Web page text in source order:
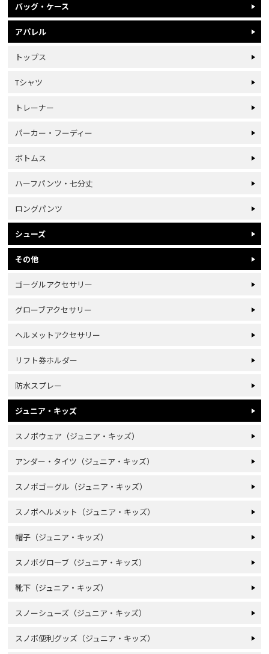
バッグ・ケース
アパレル
トップス
Tシャツ
トレーナー
パーカー・フーディー
ボトムス
ハーフパンツ・七分丈
ロングパンツ
シューズ
その他
ゴーグルアクセサリー
グローブアクセサリー
ヘルメットアクセサリー
リフト券ホルダー
防水スプレー
ジュニア・キッズ
スノボウェア（ジュニア・キッズ）
アンダー・タイツ（ジュニア・キッズ）
スノボゴーグル（ジュニア・キッズ）
スノボヘルメット（ジュニア・キッズ）
帽子（ジュニア・キッズ）
スノボグローブ（ジュニア・キッズ）
靴下（ジュニア・キッズ）
スノーシューズ（ジュニア・キッズ）
スノボ便利グッズ（ジュニア・キッズ）